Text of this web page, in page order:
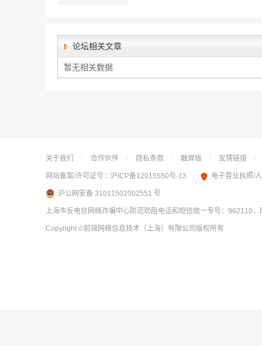
论坛相关文章
暂无相关数据
关于我们 合作伙伴 隐私条款 触屏版 友情链接
网站备案/许可证号： 沪ICP备12015550号-13 电子营业执照/
沪公网安备 31011502002551 号
上海市反电信网络诈骗中心防范劝阻电话和短信统一专号：962110
Copyright ©前锦网络信息技术（上海）有限公司 版权所有